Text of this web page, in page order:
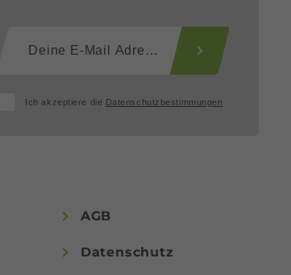
Ich akzeptiere die Datenschutzbestimmungen
AGB
Datenschutz